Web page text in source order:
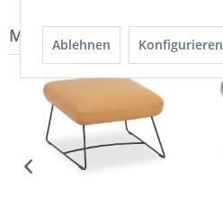
Modell-Familie: CODY
Ablehnen Konfigurieren